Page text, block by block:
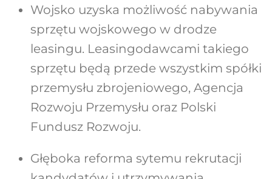
Wojsko uzyska możliwość nabywania
sprzętu wojskowego w drodze
leasingu. Leasingodawcami takiego
sprzętu będą przede wszystkim spółki
przemysłu zbrojeniowego, Agencja
Rozwoju Przemysłu oraz Polski
Fundusz Rozwoju.
Głęboka reforma sytemu rekrutacji